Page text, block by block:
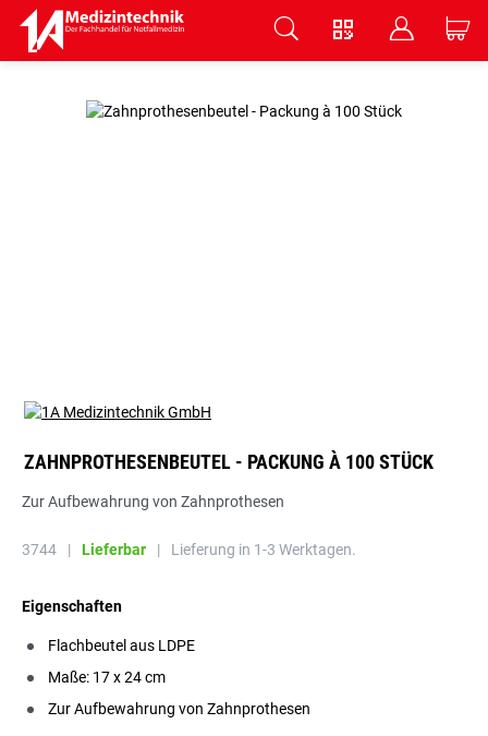
V B C
ZAHNPROTHESENBEUTEL - PACKUNG À 100 STÜCK
Zur Aufbewahrung von Zahnprothesen
3744 | Lieferbar | Lieferung in 1-3 Werktagen.
Eigenschaften
Flachbeutel aus LDPE
Maße: 17 x 24 cm
Zur Aufbewahrung von Zahnprothesen